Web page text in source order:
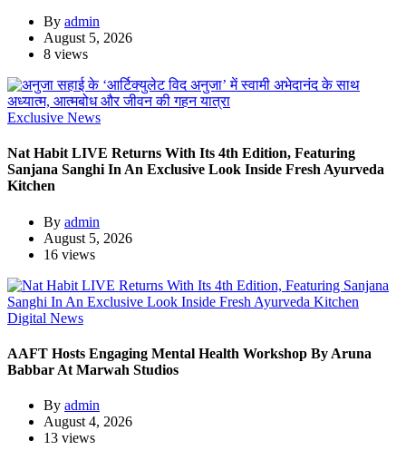
By admin
August 5, 2026
8 views
Exclusive News
Nat Habit LIVE Returns With Its 4th Edition, Featuring
Sanjana Sanghi In An Exclusive Look Inside Fresh Ayurveda
Kitchen
By admin
August 5, 2026
16 views
Digital News
AAFT Hosts Engaging Mental Health Workshop By Aruna
Babbar At Marwah Studios
By admin
August 4, 2026
13 views